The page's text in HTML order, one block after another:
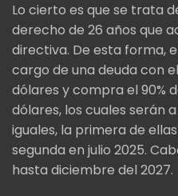
Lo cierto es que se trata
derecho de 26 años que
directiva. De esta forma,
cargo de una deuda con
dólares y compra el 90%
dólares, los cuales serán
iguales, la primera de
segunda en julio 2025.
hasta diciembre del 2027.